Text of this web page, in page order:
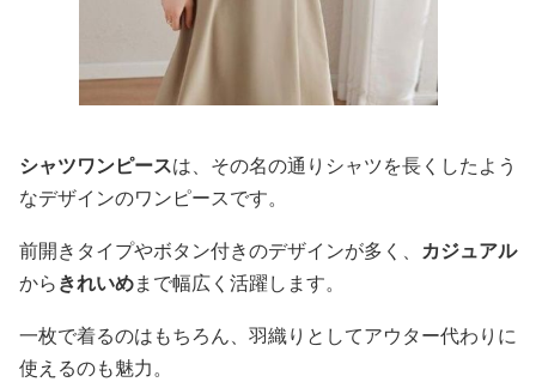
シャツワンピースは、その名の通りシャツを長くしたよう
なデザインのワンピースです。
前開きタイプやボタン付きのデザインが多く、 カジュアル
からきれいめまで幅広く活躍します。
一枚で着るのはもちろん、羽織りとしてアウター代わりに
使えるのも魅力。